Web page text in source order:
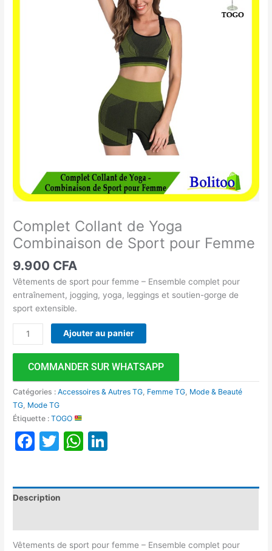
Complet Collant de Yoga
Combinaison de Sport pour Femme
9.900 CFA
Vêtements de sport pour femme – Ensemble complet pour
entraînement, jogging, yoga, leggings et soutien-gorge de
sport extensible.
Ajouter au panier
COMMANDER SUR WHATSAPP
Catégories :Accessoires & Autres TG Femme TG Mode & Beauté
TG Mode TG
Étiquette :TOGO
Facebook
TwitterWhatsApp
Description
Vêtements de sport pour femme – Ensemble complet pour